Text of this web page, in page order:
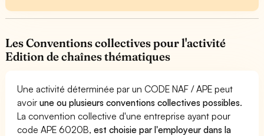
Les Conventions collectives pour l'activité
Edition de chaînes thématiques
Une activité déterminée par un CODE NAF / APE peut
avoirune ou plusieurs conventions collectives possibles.
La convention collective d'une entreprise ayant pour
code APE 6020B,est choisie par l'employeur dans la